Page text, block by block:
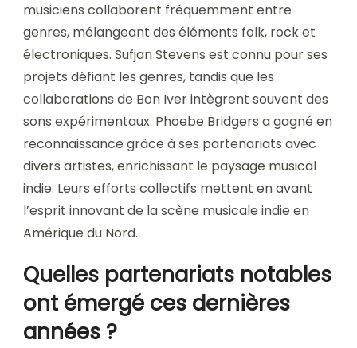
musiciens collaborent fréquemment entre
genres, mélangeant des éléments folk, rock et
électroniques. Sufjan Stevens est connu pour ses
projets défiant les genres, tandis que les
collaborations de Bon Iver intègrent souvent des
sons expérimentaux. Phoebe Bridgers a gagné en
reconnaissance grâce à ses partenariats avec
divers artistes, enrichissant le paysage musical
indie. Leurs efforts collectifs mettent en avant
l’esprit innovant de la scène musicale indie en
Amérique du Nord.
Quelles partenariats notables
ont émergé ces dernières
années ?